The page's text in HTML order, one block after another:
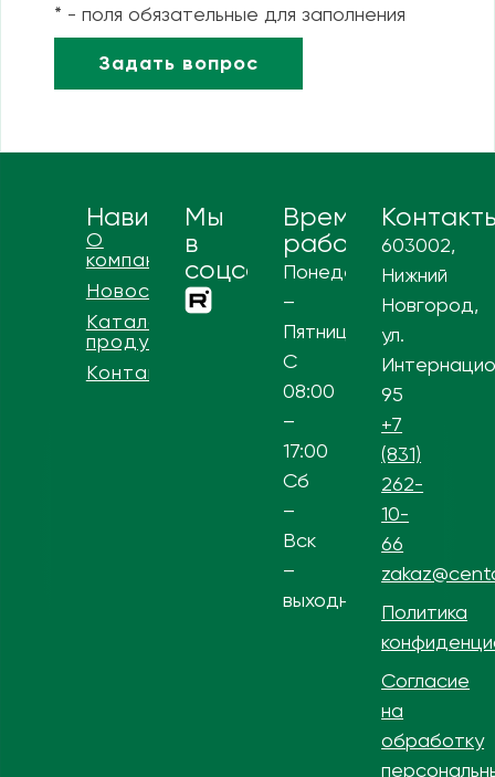
* - поля обязательные для заполнения
Навигация
О
компании
Новости
Каталог
продукции
Контакты
Мы
в
соцсетях
Время
работы
Понедельник
–
Пятница
С
08:00
–
17:00
Сб
–
Вск
–
выходной
603002,
Нижний
Новгород,
ул.
95
+7
(831)
262-
10-
66
Политика
Согласие
на
обработку